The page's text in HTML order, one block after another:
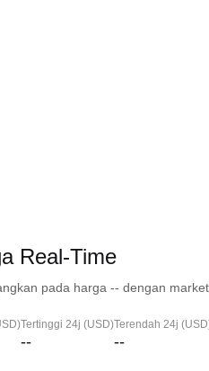
Real-Time
pada harga -- dengan
Tertinggi 24j (USD)
--
Terendah 24j
--